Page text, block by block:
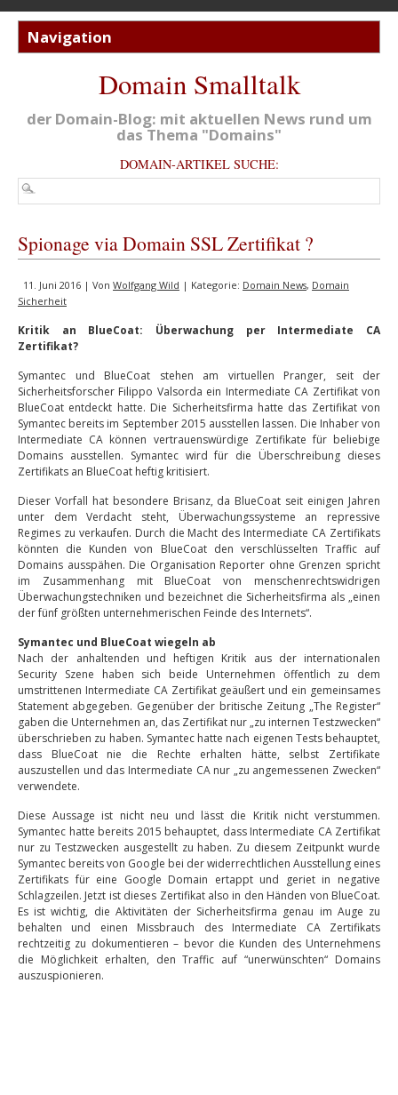
Domain Smalltalk
der Domain-Blog: mit aktuellen News rund um
das Thema "Domains"
DOMAIN-ARTIKEL SUCHE:
Spionage via Domain SSL Zertifikat ?
11. Juni 2016 | Von Wolfgang Wild | Kategorie: Domain News, Domain
Sicherheit
Kritik an BlueCoat: Überwachung per Intermediate CA
Zertifikat?
Symantec und BlueCoat stehen am virtuellen Pranger, seit der
Sicherheitsforscher Filippo Valsorda ein Intermediate CA Zertifikat von
BlueCoat entdeckt hatte. Die Sicherheitsfirma hatte das Zertifikat von
Symantec bereits im September 2015 ausstellen lassen. Die Inhaber von
Intermediate CA können vertrauenswürdige Zertifikate für beliebige
Domains ausstellen. Symantec wird für die Überschreibung dieses
Zertifikats an BlueCoat heftig kritisiert.
Dieser Vorfall hat besondere Brisanz, da BlueCoat seit einigen Jahren
unter dem Verdacht steht, Überwachungssysteme an repressive
Regimes zu verkaufen. Durch die Macht des Intermediate CA Zertifikats
könnten die Kunden von BlueCoat den verschlüsselten Traffic auf
Domains ausspähen. Die Organisation Reporter ohne Grenzen spricht
im Zusammenhang mit BlueCoat von menschenrechtswidrigen
Überwachungstechniken und bezeichnet die Sicherheitsfirma als „einen
der fünf größten unternehmerischen Feinde des Internets“.
Symantec und BlueCoat wiegeln ab
Nach der anhaltenden und heftigen Kritik aus der internationalen
Security Szene haben sich beide Unternehmen öffentlich zu dem
umstrittenen Intermediate CA Zertifikat geäußert und ein gemeinsames
Statement abgegeben. Gegenüber der britische Zeitung „The Register“
gaben die Unternehmen an, das Zertifikat nur „zu internen Testzwecken“
überschrieben zu haben. Symantec hatte nach eigenen Tests behauptet,
dass BlueCoat nie die Rechte erhalten hätte, selbst Zertifikate
auszustellen und das Intermediate CA nur „zu angemessenen Zwecken“
verwendete.
Diese Aussage ist nicht neu und lässt die Kritik nicht verstummen.
Symantec hatte bereits 2015 behauptet, dass Intermediate CA Zertifikat
nur zu Testzwecken ausgestellt zu haben. Zu diesem Zeitpunkt wurde
Symantec bereits von Google bei der widerrechtlichen Ausstellung eines
Zertifikats für eine Google Domain ertappt und geriet in negative
Schlagzeilen. Jetzt ist dieses Zertifikat also in den Händen von BlueCoat.
Es ist wichtig, die Aktivitäten der Sicherheitsfirma genau im Auge zu
behalten und einen Missbrauch des Intermediate CA Zertifikats
rechtzeitig zu dokumentieren – bevor die Kunden des Unternehmens
die Möglichkeit erhalten, den Traffic auf “unerwünschten“ Domains
auszuspionieren.